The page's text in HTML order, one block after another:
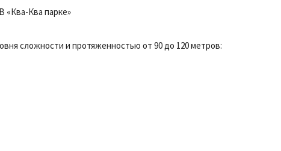
«Ква-Ква парке»
сложности и протяженностью от 90 до 120 метров: